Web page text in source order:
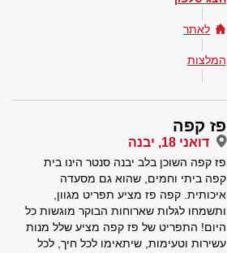
לאתר
המלצות
פז קפה
דואני 18, יבנה
פז קפה השוכן בלב יבנה סנטר הינו בית
קפה ביתי וחמים, שהוא גם מסעדה
איכותית. קפה פז מציע תפריט מגוון,
ותשמחו לגלות שארוחות הבוקר מוגשות כל
היום! התפריט של פז קפה מציע שלל מנות
עשירות וטעימות, שיתאימו לכל חיך, לכל